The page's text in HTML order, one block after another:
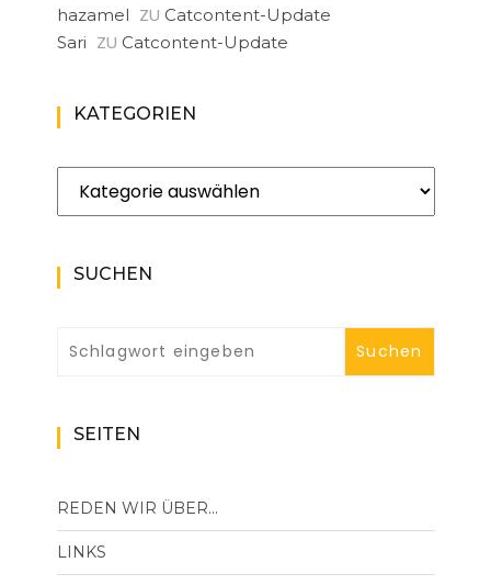
hazamel ZU Catcontent-Update
Sari ZU Catcontent-Update
KATEGORIEN
Kategorien
SUCHEN
SEITEN
REDEN WIR ÜBER…
LINKS